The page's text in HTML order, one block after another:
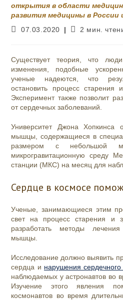
открытия в области
развития медицины в России
Запись
07.03.2020
Время
2 мин.
Существует теория, что
изменения, подобные
ученые надеются, что
остановить процесс старения
Эксперимент также позволит
от сердечных заболеваний.
Университет Джона Хопкинса
мышцы, содержащиеся в
размером с небольшой
микрогравитационную среду
станции (МКС) на месяц для
Сердце в космосе
Ученые, занимающиеся этим
свет на процесс старения и
разработать методы
мышцы.
Исследование должно выявить
сердца и нарушения
наблюдаемых у астронавтов во
Изучение этого явления
космонавтов во время